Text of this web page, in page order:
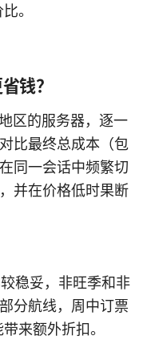
。
钱？
区的服务器，逐一
比最终总成本（包
同一会话中频繁切
并在价格低时果断
稳妥，非旺季和非
分航线，周中订票
来额外折扣。